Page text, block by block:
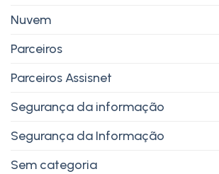
Nuvem
Parceiros
Parceiros Assisnet
Segurança da informação
Segurança da Informação
Sem categoria